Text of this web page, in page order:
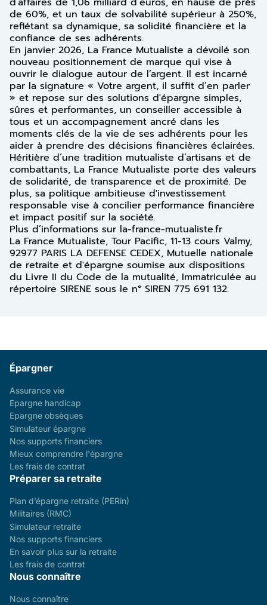
de 60%, et un taux de solvabilité supérieur à 250%,
reflétant sa dynamique, sa solidité financière et la
confiance de ses adhérents.
En janvier 2026, La France Mutualiste a dévoilé son
nouveau positionnement de marque qui vise à
ouvrir le dialogue autour de l’argent. Il est incarné
par la signature « Votre argent, il suffit d’en parler
» et repose sur des solutions d'épargne simples,
sûres et performantes, un conseiller accessible à
tous et un accompagnement ancré dans les
moments clés de la vie de ses adhérents pour les
aider à prendre des décisions financières éclairées.
Héritière d’une tradition mutualiste d’artisans et de
combattants, La France Mutualiste porte des valeurs
de solidarité, de transparence et de proximité. De
plus, sa politique ambitieuse d'investissement
responsable vise à concilier performance financière
et impact positif sur la société.
Plus d’informations sur la-france-mutualiste.fr
La France Mutualiste, Tour Pacific, 11-13 cours Valmy,
92977 PARIS LA DEFENSE CEDEX, Mutuelle nationale
de retraite et d'épargne soumise aux dispositions
du Livre II du Code de la mutualité, Immatriculée au
répertoire SIRENE sous le n° SIREN 775 691 132.
Épargner
Assurance vie
Epargne handicap
Epargne obsèques
Simulateur épargne
Nos supports financiers
Mieux comprendre l'épargne
Les frais de contrat
Préparer sa retraite
Plan d’épargne retraite (PERin)
Militaires (RMC)
Simulateur retraite
Nos supports financiers
En savoir plus sur la retraite
Les frais de contrat
Nous connaître
Nous connaître